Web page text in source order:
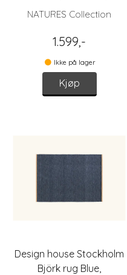
NATURES Collection
1.599,-
Ikke på lager
Kjøp
Design house Stockholm
Björk rug Blue,